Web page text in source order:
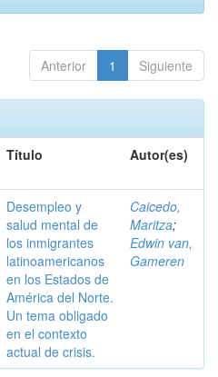
Anterior 1 Siguiente
Título Autor(es)
Desempleo y
salud mental de
los inmigrantes
latinoamericanos
en los Estados de
América del Norte.
Un tema obligado
en el contexto
actual de crisis.
Caicedo,
Maritza;
Edwin van,
Gameren